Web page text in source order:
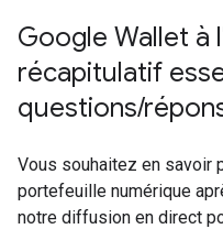
Google Wallet à
récapitulatif
questions/
Vous souhaitez en savoir
portefeuille numérique
notre diffusion en direct